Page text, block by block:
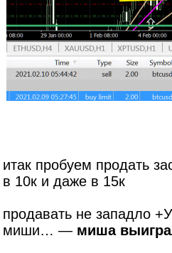
итак пробуем продать
в 10к и даже в 15к
продавать не западло
миши… — миша